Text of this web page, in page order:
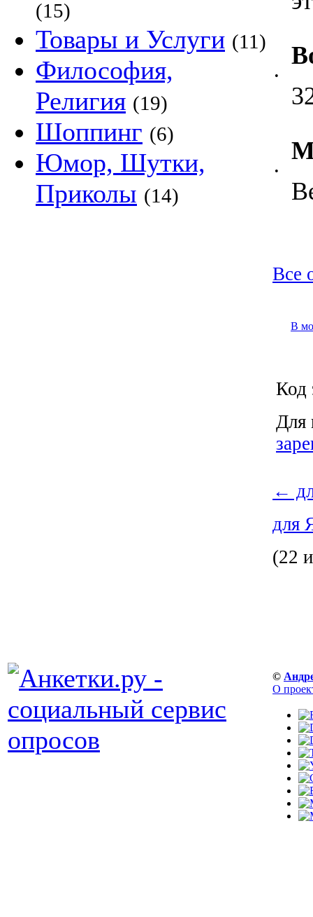
(15)
Товары и Услуги (11)
Философия,
Религия (19)
Шоппинг (6)
Юмор, Шутки,
Приколы (14)
•
•
Все
В
Код
Для
←
для
(22
©
О